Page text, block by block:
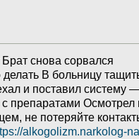
снова сорвался
делать В больницу
и поставил систему
препаратами Осмотрел
не потеряйте
alkogolizm.narkolog-